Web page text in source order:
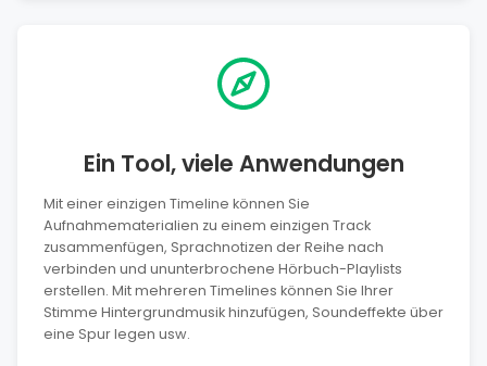
Ein Tool, viele Anwendungen
Mit einer einzigen Timeline können Sie
Aufnahmematerialien zu einem einzigen Track
zusammenfügen, Sprachnotizen der Reihe nach
verbinden und ununterbrochene Hörbuch-Playlists
erstellen. Mit mehreren Timelines können Sie Ihrer
Stimme Hintergrundmusik hinzufügen, Soundeffekte über
eine Spur legen usw.